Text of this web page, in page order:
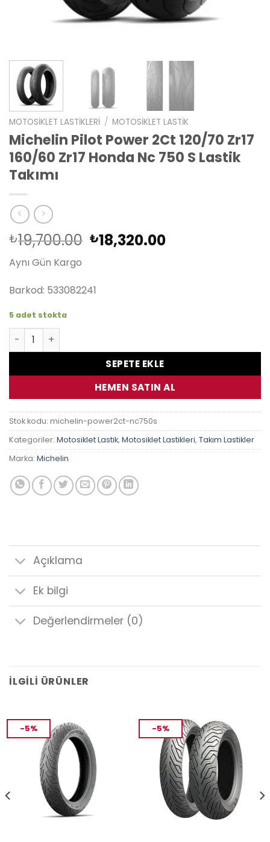
MOTOSIKLET LASTIKLERI / MOTOSIKLET LASTIK
Michelin Pilot Power 2Ct 120/70 Zr17
160/60 Zr17 Honda Nc 750 S Lastik
Takımı
₺19,700.00 Orijinal
₺18,320.00Şu
Aynı Gün Kargo
Barkod: 533082241
5 adet stokta
Michelin Pilot Power 2Ct 120/70 Zr17 160/60 Zr17 Honda
SEPETE EKLE
HEMEN SATIN AL
Stok kodu: michelin-power2ct-nc750s
Kategoriler: Motosiklet Lastik, Motosiklet Lastikleri, Takım Lastikler
Marka: Michelin
Açıklama
Ek bilgi
Değerlendirmeler (0)
İLGILI ÜRÜNLER
-5% -5%